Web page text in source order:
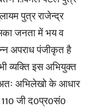
पुत्र राजेन्द्र
जनता में भय व
अपराध पंजीकृत है
व्यक्ति इस अभियुक्त
अतः अभिलेखो के आधार
जी द0प्र0सं0